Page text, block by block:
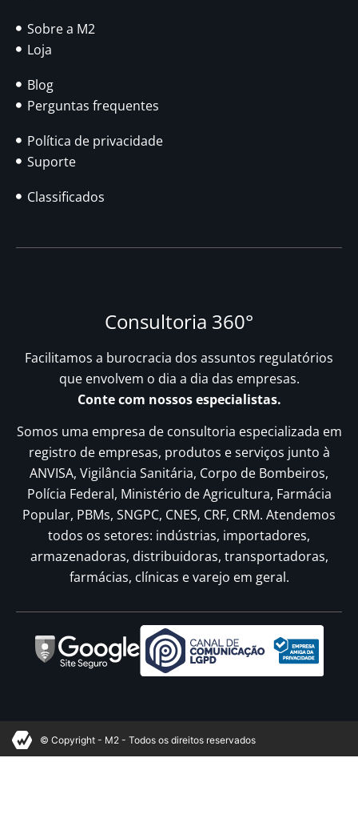
Sobre a M2
Loja
Blog
Perguntas frequentes
Política de privacidade
Suporte
Classificados
Consultoria 360°
Facilitamos a burocracia dos assuntos regulatórios
que envolvem o dia a dia das empresas.
Conte com nossos especialistas.
Somos uma empresa de consultoria especializada em
registro de empresas, produtos e serviços junto à
ANVISA, Vigilância Sanitária, Corpo de Bombeiros,
Polícia Federal, Ministério de Agricultura, Farmácia
Popular, PBMs, SNGPC, CNES, CRF, CRM. Atendemos
todos os setores: indústrias, importadores,
armazenadoras, distribuidoras, transportadoras,
farmácias, clínicas e varejo em geral.
© Copyright - M2 - Todos os direitos reservados